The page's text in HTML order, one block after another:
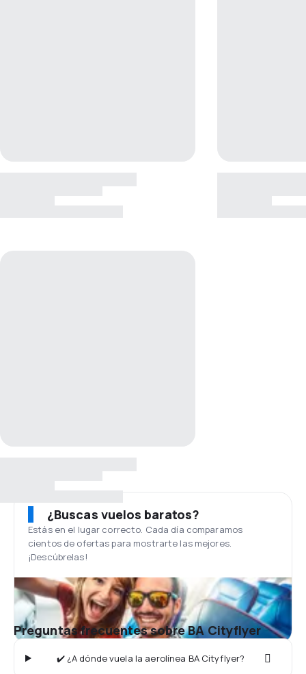
¿Buscas vuelos baratos?
Estás en el lugar correcto. Cada día comparamos
cientos de ofertas para mostrarte las mejores.
¡Descúbrelas!
Preguntas frecuentes sobre BA Cityflyer
✔️ ¿A dónde vuela la aerolínea BA Cityflyer?